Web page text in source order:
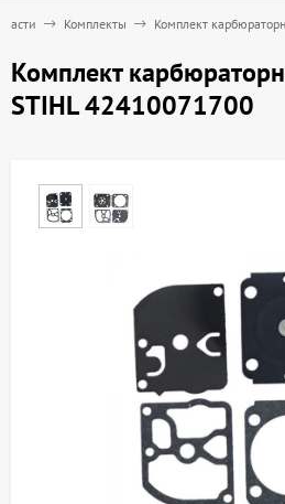
Комплекты Комплект
Комплект
STIHL 42410071700